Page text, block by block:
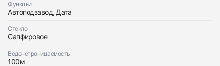
Функции
Автоподзавод, Дата
Стекло
Сапфировое
Водонепроницаемость
100м